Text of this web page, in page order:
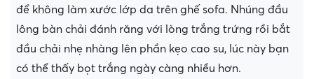
để không làm xước lớp da trên ghế sofa. Nhúng đầu
lông bàn chải đánh răng với lòng trắng trứng rồi bắt
đầu chải nhẹ nhàng lên phần kẹo cao su, lúc này bạn
có thể thấy bọt trắng ngày càng nhiều hơn.